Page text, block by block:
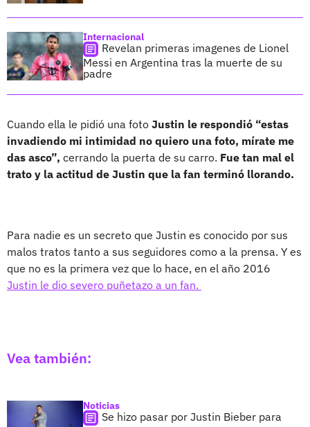
Internacional
Revelan primeras imagenes de Lionel
Messi en Argentina tras la muerte de su
padre
Cuando ella le pidió una foto Justin le respondió “estas
invadiendo mi intimidad no quiero una foto, mírate me
das asco”, cerrando la puerta de su carro. Fue tan mal el
trato y la actitud de Justin que la fan terminó llorando.
Para nadie es un secreto que Justin es conocido por sus
malos tratos tanto a sus seguidores como a la prensa. Y es
que no es la primera vez que lo hace, en el año 2016
Justin le dio severo puñetazo a un fan.
Vea también:
Noticias
Se hizo pasar por Justin Bieber para